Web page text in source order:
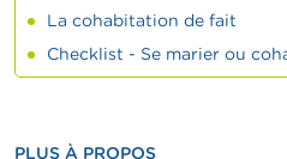
La cohabitation de fait
Checklist - Se marier ou
PLUS À PROPOS